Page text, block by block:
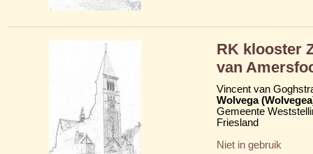
RK klooster
van
Vincent van
Wolvega
Gemeente
Friesland
Niet in gebruik